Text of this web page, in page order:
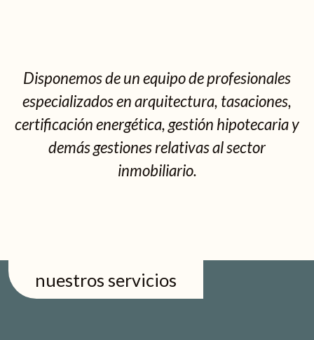
Disponemos de un equipo de profesionales
especializados en arquitectura, tasaciones,
certificación energética, gestión hipotecaria y
demás gestiones relativas al sector
inmobiliario.
nuestros servicios